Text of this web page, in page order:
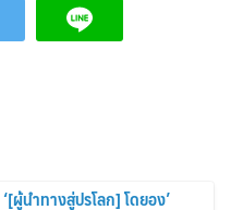
ผู้นำทางสู่ปรโลก] โดยอง’